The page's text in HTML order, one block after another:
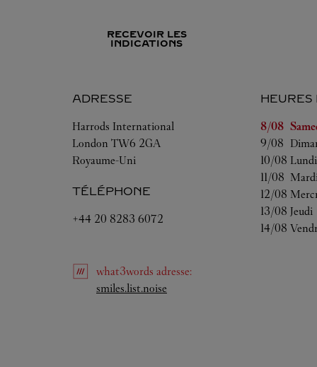
RECEVOIR LES
INDICATIONS
ADRESSE
Harrods International
London TW6 2GA
Royaume-Uni
TÉLÉPHONE
+44 20 8283 6072
Jour de la
8/08
9/08
10/08 Lundi
11/08
12/08
13/08 Jeudi
14/08
what3words adresse:
smiles.list.noise